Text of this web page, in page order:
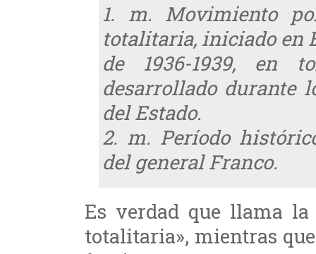
1. m. Movimiento
totalitaria, iniciado en
de 1936-1939, en
desarrollado durante
del Estado.
2. m. Período
del general Franco.
Es verdad que llama la
totalitaria», mientras